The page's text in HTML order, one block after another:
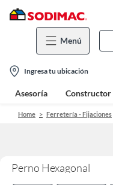
Menú
location-
icon
Ingresa tu ubicación
Asesoría Constructor
Home Ferretería - Fijaciones
Perno Hexagonal